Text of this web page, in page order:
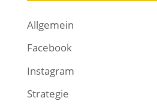
Allgemein
Facebook
Instagram
Strategie